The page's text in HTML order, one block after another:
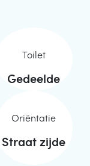
Toilet
Gedeelde
Oriëntatie
Straat zijde